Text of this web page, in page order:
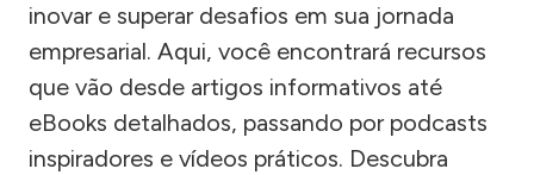
inovar e superar desafios em sua jornada
empresarial. Aqui, você encontrará recursos
que vão desde artigos informativos até
eBooks detalhados, passando por podcasts
inspiradores e vídeos práticos. Descubra